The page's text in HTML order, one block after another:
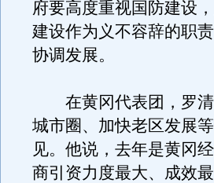
府要高度重视国防建设
建设作为义不容辞的职
协调发展。
在黄冈代表团，罗清
城市圈、加快老区发展
见。他说，去年是黄冈
商引资力度最大、成效